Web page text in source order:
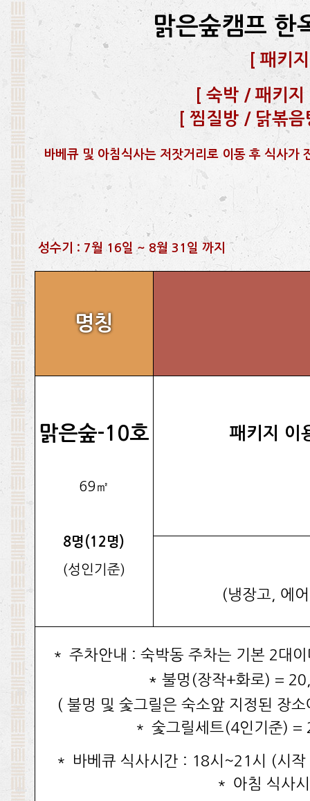
맑은숲캠프 한
[패키
[숙박 / 패키
[찜질방 / 닭볶
바베큐 및 아침식사는 저잣거리로 이동 후 식사가
성수기 : 7월 16일 ~ 8월 31일 까지
명칭
맑은숲-10호
69㎡
8명(12명)
(성인기준)
패키지 이
(냉장고, 에
＊ 주차안내 : 숙박동 주차는 기본 2대
* 불멍(장작+화로) =
( 불멍 및 숯그릴은 숙소앞 지정된 장
＊ 숯그릴세트(4인기준)
＊ 바베큐 식사시간 : 18시~21시 (시
＊ 아침 식사